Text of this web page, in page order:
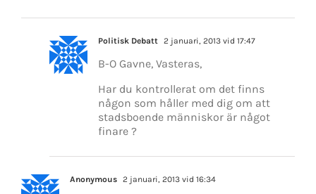
Politisk Debatt 2 januari, 2013 vid 17:47
B-O Gavne, Vasteras,
Har du kontrollerat om det finns
någon som håller med dig om att
stadsboende människor är något
finare ?
Anonymous 2 januari, 2013 vid 16:34